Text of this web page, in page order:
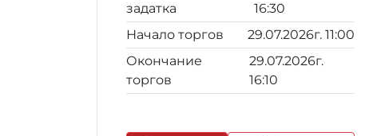
задатка
16:30
Начало торгов
29.07.2026г. 11:00
Окончание
торгов
29.07.2026г.
16:10